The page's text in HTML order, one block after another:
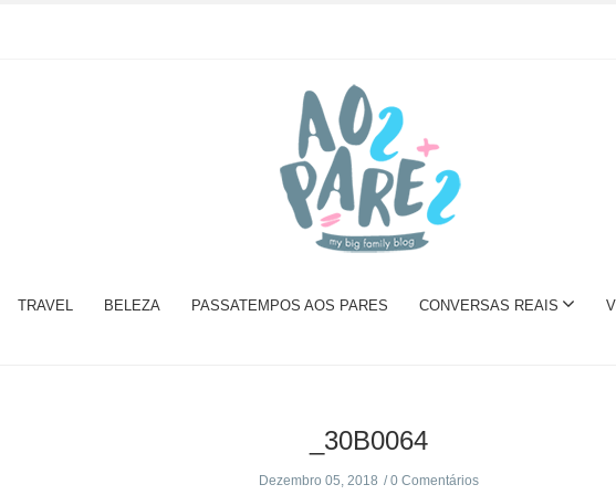
TRAVEL BELEZA PASSATEMPOS AOS PARES CONVERSAS REAIS
_30B0064
Dezembro 05, 2018 0 Comentários